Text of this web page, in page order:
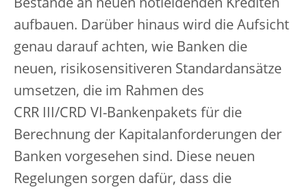
Bestände an neuen notleidenden Krediten
aufbauen. Darüber hinaus wird die Aufsicht
genau darauf achten, wie Banken die
neuen, risikosensitiveren Standardansätze
umsetzen, die im Rahmen des
CRR III/CRD VI-Bankenpakets für die
Berechnung der Kapitalanforderungen der
Banken vorgesehen sind. Diese neuen
Regelungen sorgen dafür, dass die